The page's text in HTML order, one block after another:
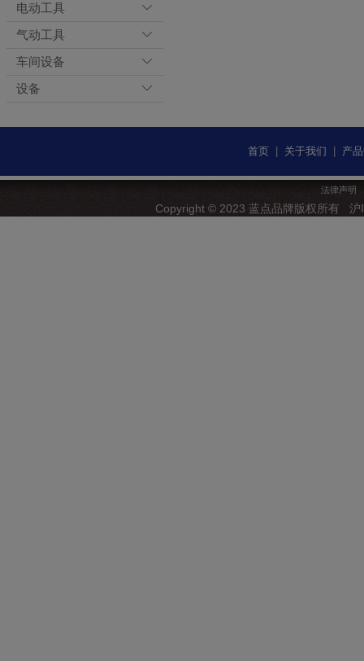
电动工具
气动工具
车间设备
设备
首页| 关于我们 产
法律声明
Copyright © 2023 蓝点品牌版权所有 沪